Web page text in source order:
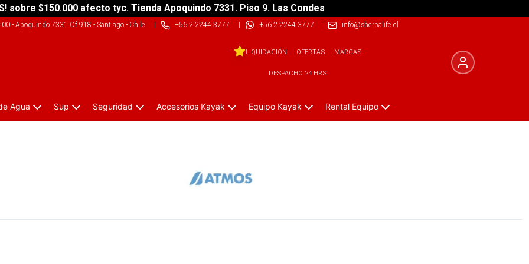
sobre $150.000 afecto tyc. Tienda Apoquindo 7331. Piso 9. Las Condes
- Apoquindo 7331 Of 918 - Santiago - Chile| +56 2 2244 3777 | +56 2 2244 3777 | info@sherpalife.cl
LIQUIDACIÓN OFERTAS MARCAS
DESPACHO 24 HRS
Agua Sup Seguridad Accesorios Kayak Equipo Kayak Rental Equipo